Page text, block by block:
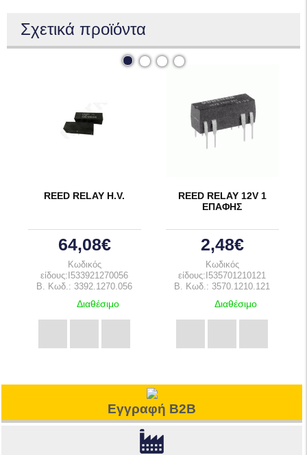
Σχετικά προϊόντα
REED RELAY Η.V.
64,08€
Κωδικός
είδους:I533921270056
B. Κωδ.: 3392.1270.056
Διαθέσιμο
REED RELAY 12V 1
ΕΠΑΦΗΣ
2,48€
Κωδικός
είδους:I535701210121
B. Κωδ.: 3570.1210.121
Διαθέσιμο
Εγγραφή B2B